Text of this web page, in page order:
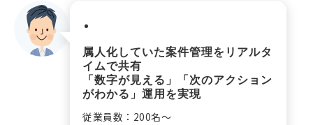
属人化していた案件管理をリアルタ
イムで共有
「数字が見える」「次のアクション
がわかる」運用を実現
従業員数：200名〜